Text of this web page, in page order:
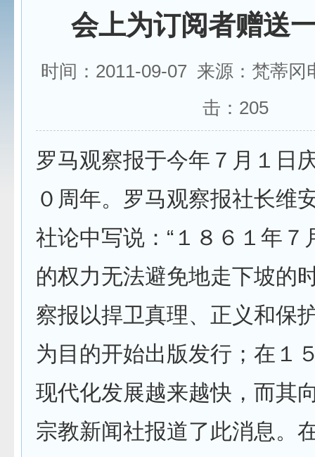
会上为订阅者赠送
时间：2011-09-07 来源：梵蒂
击： 205
罗马观察报于今年７月１日
０周年。罗马观察报社长维
社论中写说：“１８６１年７
的权力无法避免地走下坡的
察报以捍卫真理、正义和保
为目的开始出版发行；在１
现代化发展越来越快，而其
宗教新闻社报道了此消息。